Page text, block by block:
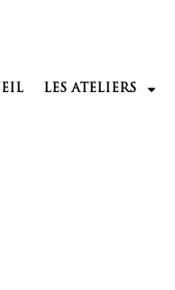
LES ATELIERS